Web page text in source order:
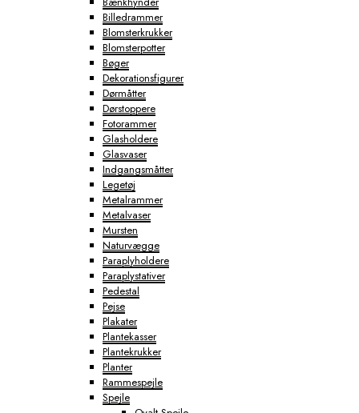
Billedrammer
Blomsterkrukker
Blomsterpotter
Bøger
Dekorationsfigurer
Dørmåtter
Dørstoppere
Fotorammer
Glasholdere
Glasvaser
Indgangsmåtter
Legetøj
Metalrammer
Metalvaser
Mursten
Naturvægge
Paraplyholdere
Paraplystativer
Pedestal
Pejse
Plakater
Plantekasser
Plantekrukker
Planter
Rammespejle
Spejle